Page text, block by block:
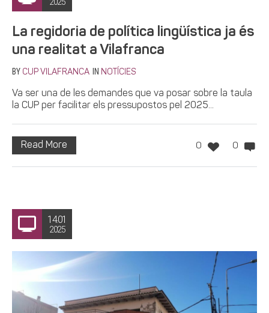
La regidoria de política lingüística ja és
una realitat a Vilafranca
BY CUP VILAFRANCA IN NOTÍCIES
Va ser una de les demandes que va posar sobre la taula
la CUP per facilitar els pressupostos pel 2025...
0 0
Read More
14.01
2025